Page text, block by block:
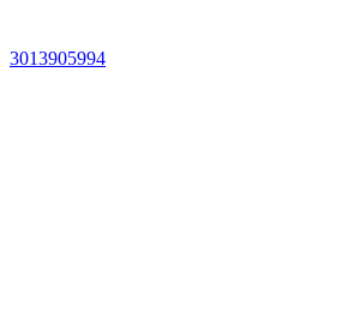
3013905994